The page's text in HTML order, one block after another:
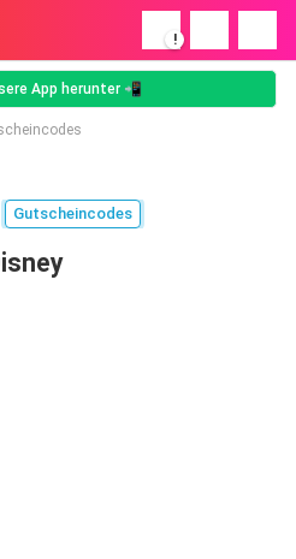
!
App herunter 📲
Gutscheincodes